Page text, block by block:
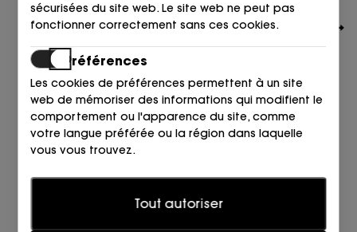
MIUXA
MERCEDES PUNTA REPTIL CUERO MARRON/COGNAC
135,00 €
sécurisées du site web. Le site web ne peut pas
fonctionner correctement sans ces cookies.
Préférences
Les cookies de préférences permettent à un site
web de mémoriser des informations qui modifient le
comportement ou l'apparence du site, comme
votre langue préférée ou la région dans laquelle
vous vous trouvez.
Les cookies statistiques aident les propriétaires de
sites web à comprendre comment les visiteurs
Tout autoriser